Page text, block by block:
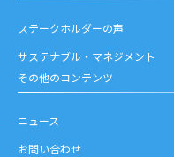
ステークホルダーの声
サステナブル・マネジメント
その他のコンテンツ
ニュース
お問い合わせ